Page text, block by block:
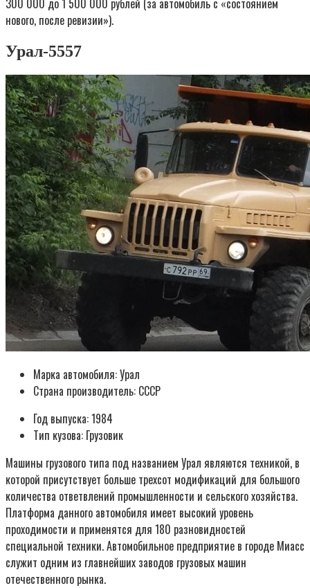
300 000 до 1 500 000 рублей (за автомобиль с «состоянием
нового, после ревизии»).
Урал-5557
Марка автомобиля: Урал
Страна производитель: СССР
Год выпуска: 1984
Тип кузова: Грузовик
Машины грузового типа под названием Урал являются техникой, в
которой присутствует больше трехсот модификаций для большого
количества ответвлений промышленности и сельского хозяйства.
Платформа данного автомобиля имеет высокий уровень
проходимости и применятся для 180 разновидностей
специальной техники. Автомобильное предприятие в городе Миасс
служит одним из главнейших заводов грузовых машин
отечественного рынка.